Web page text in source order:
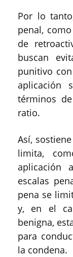
Por lo
penal,
de
buscan
punitivo
aplicación
términos
ratio.
Así,
limita,
aplicación
escalas
pena se
y, en el
benigna,
para
la condena.